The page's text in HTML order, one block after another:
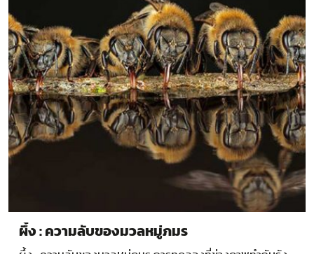
ผึ้ง : ความลับของมวลหมู่ภมร